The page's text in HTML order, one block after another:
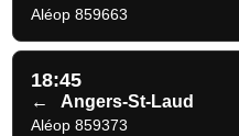
Aléop 859663
18:45
← Angers-St-Laud
Aléop 859373